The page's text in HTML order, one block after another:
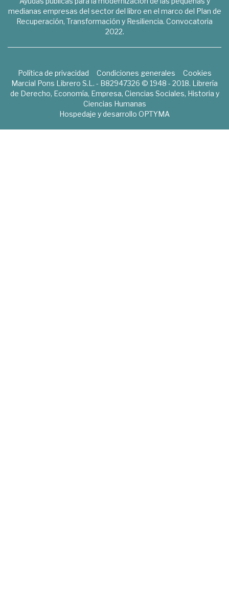
medianas empresas del sector del libro en el marco del Plan de
Recuperación, Transformación y Resiliencia. Convocatoria
2022.
Política de privacidad Condiciones generales
Cookies
Marcial Pons Librero S.L. - B82947326 © 1948 - 2018. Librería
de Derecho, Economía, Empresa, Ciencias Sociales, Historia y
Ciencias Humanas
Hospedaje y desarrollo OPTYMA